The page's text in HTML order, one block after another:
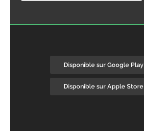
Disponible sur Google Play
Disponible sur Apple Store